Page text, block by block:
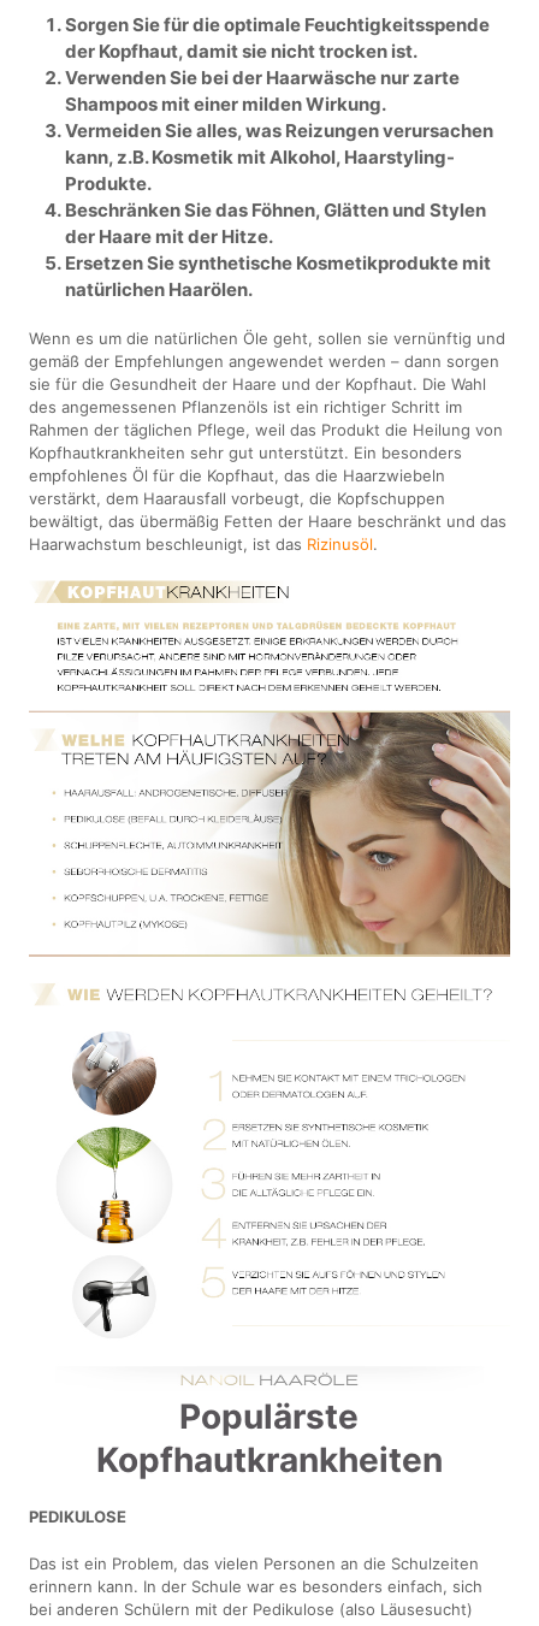
Sorgen Sie für die optimale Feuchtigkeitsspende
der Kopfhaut, damit sie nicht trocken ist.
Verwenden Sie bei der Haarwäsche nur zarte
Shampoos mit einer milden Wirkung.
Vermeiden Sie alles, was Reizungen verursachen
kann, z.B. Kosmetik mit Alkohol, Haarstyling-
Produkte.
Beschränken Sie das Föhnen, Glätten und Stylen
der Haare mit der Hitze.
Ersetzen Sie synthetische Kosmetikprodukte mit
natürlichen Haarölen.
Wenn es um die natürlichen Öle geht, sollen sie vernünftig und
gemäß der Empfehlungen angewendet werden – dann sorgen
sie für die Gesundheit der Haare und der Kopfhaut. Die Wahl
des angemessenen Pflanzenöls ist ein richtiger Schritt im
Rahmen der täglichen Pflege, weil das Produkt die Heilung von
Kopfhautkrankheiten sehr gut unterstützt. Ein besonders
empfohlenes Öl für die Kopfhaut, das die Haarzwiebeln
verstärkt, dem Haarausfall vorbeugt, die Kopfschuppen
bewältigt, das übermäßig Fetten der Haare beschränkt und das
Haarwachstum beschleunigt, ist das Rizinusöl.
Populärste
Kopfhautkrankheiten
PEDIKULOSE
Das ist ein Problem, das vielen Personen an die Schulzeiten
erinnern kann. In der Schule war es besonders einfach, sich
bei anderen Schülern mit der Pedikulose (also Läusesucht)